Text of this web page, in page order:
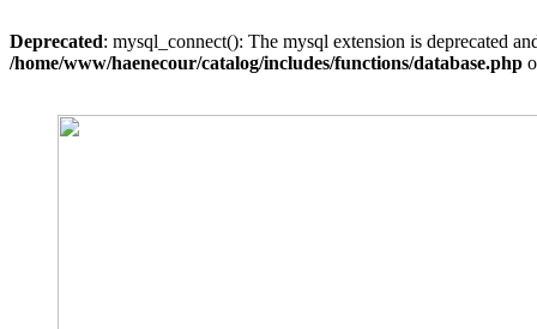
Deprecated: mysql_connect(): The mysql extension is deprecated
/home/www/haenecour/catalog/includes/functions/database.php